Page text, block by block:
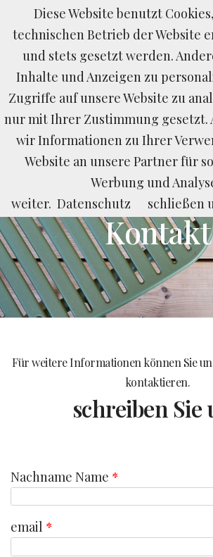
BUCHEN ANFRAGEN
Kontakt
wo sie uns
Kontakt
Für weitere Informationen können Sie
kontaktieren.
schreiben Sie
Nachname Name *
email *
Diese Website benutzt
technischen Betrieb der Website
und stets gesetzt werden.
Inhalte und Anzeigen zu
Zugriffe auf unsere Website zu
nur mit Ihrer Zustimmung gesetzt.
wir Informationen zu Ihrer
Website an unsere Partner für
Werbung und
weiter. Datenschutz schließen